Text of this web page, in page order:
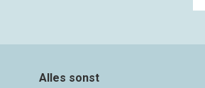
Alles sonst